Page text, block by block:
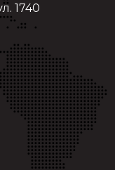
1740